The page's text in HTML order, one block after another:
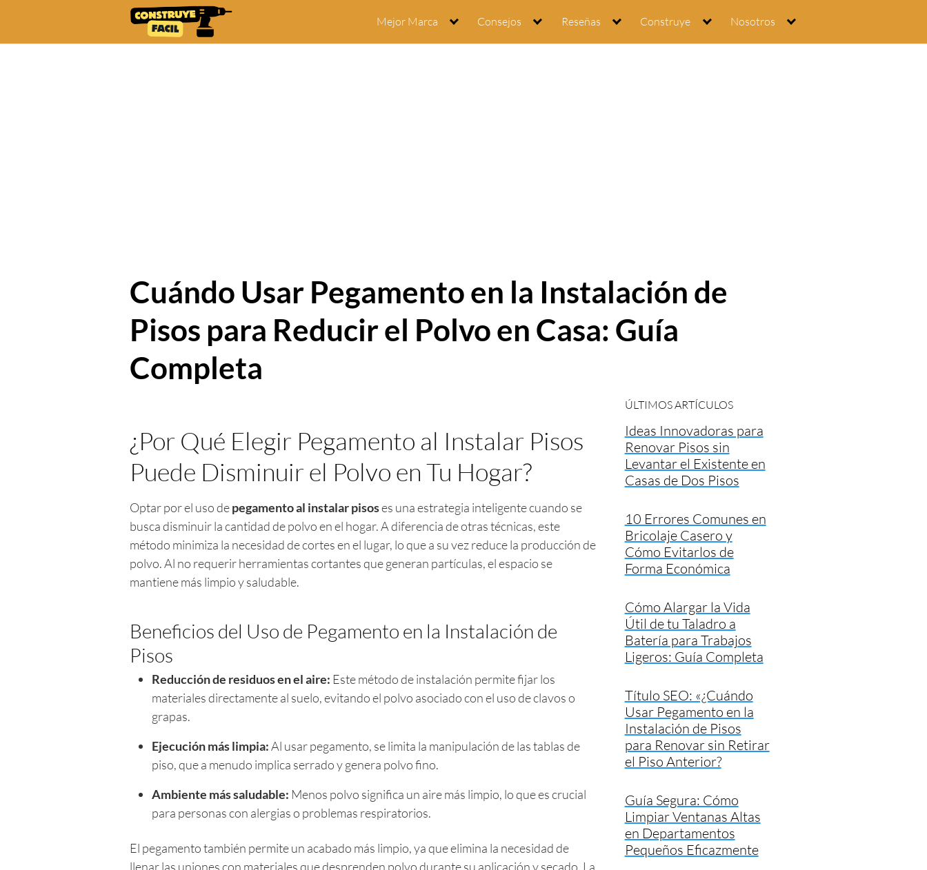
content
Mejor Marca Consejos Reseñas Construye Nosotros
Cuándo Usar Pegamento en la Instalación de
Pisos para Reducir el Polvo en Casa: Guía
Completa
¿Por Qué Elegir Pegamento al Instalar Pisos
Puede Disminuir el Polvo en Tu Hogar?
Optar por el uso depegamento al instalar pisoses una estrategia inteligente cuando se
busca disminuir la cantidad de polvo en el hogar. A diferencia de otras técnicas, este
método minimiza la necesidad de cortes en el lugar, lo que a su vez reduce la producción de
polvo. Al no requerir herramientas cortantes que generan partículas, el espacio se
mantiene más limpio y saludable.
Beneficios del Uso de Pegamento en la Instalación de
Pisos
Reducción de residuos en el aire: Este método de instalación permite fijar los
materiales directamente al suelo, evitando el polvo asociado con el uso de clavos o
grapas.
Ejecución más limpia:Al usar pegamento, se limita la manipulación de las tablas de
piso, que a menudo implica serrado y genera polvo fino.
Ambiente más saludable: Menos polvo significa un aire más limpio, lo que es crucial
para personas con alergias o problemas respiratorios.
El pegamento también permite un acabado más limpio, ya que elimina la necesidad de
llenar las uniones con materiales que desprenden polvo durante su aplicación y secado. La
ÚLTIMOS ARTÍCULOS
Ideas Innovadoras para
Renovar Pisos sin
Levantar el Existente en
Casas de Dos Pisos
10 Errores Comunes en
Bricolaje Casero y
Cómo Evitarlos de
Forma Económica
Cómo Alargar la Vida
Útil de tu Taladro a
Batería para Trabajos
Ligeros: Guía Completa
Título SEO: «¿Cuándo
Usar Pegamento en la
Instalación de Pisos
para Renovar sin Retirar
el Piso Anterior?
Guía Segura: Cómo
Limpiar Ventanas Altas
en Departamentos
Pequeños Eficazmente